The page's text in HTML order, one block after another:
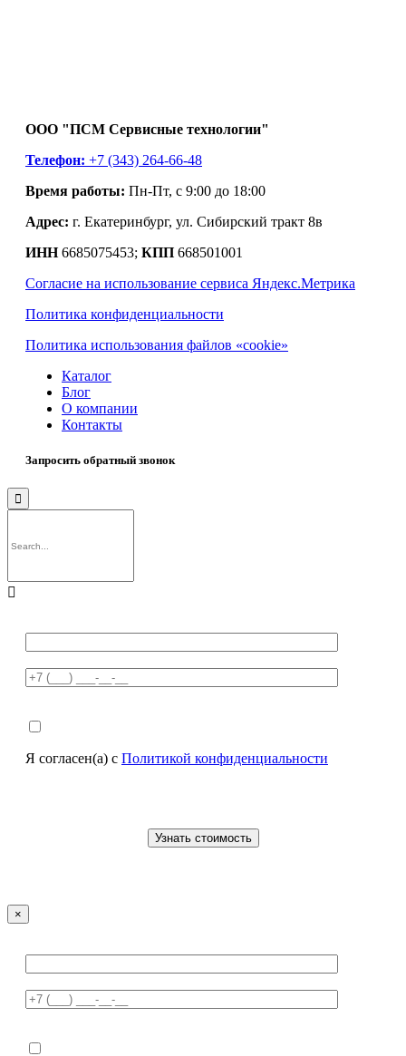
ООО "ПСМ Сервисные технологии"
Телефон: +7 (343) 264-66-48
Время работы: Пн-Пт, с 9:00 до 18:00
Адрес: г. Екатеринбург, ул. Сибирский тракт 8в
ИНН6685075453; КПП 668501001
Согласие на использование сервиса Яндекс.Метрика
Политика конфиденциальности
Политика использования файлов «cookie»
Каталог
Блог
О компании
Контакты
Запросить обратный звонок


Я согласен(а) с Политикой конфиденциальности
×